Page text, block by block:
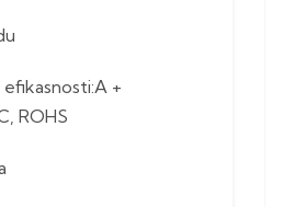
+
ROHS